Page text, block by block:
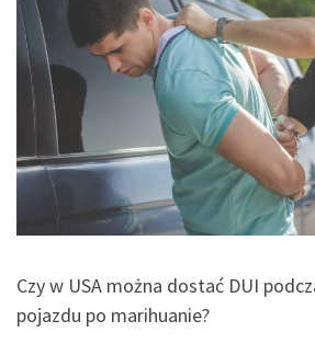
Czy w USA można dostać DUI
pojazdu po marihuanie?